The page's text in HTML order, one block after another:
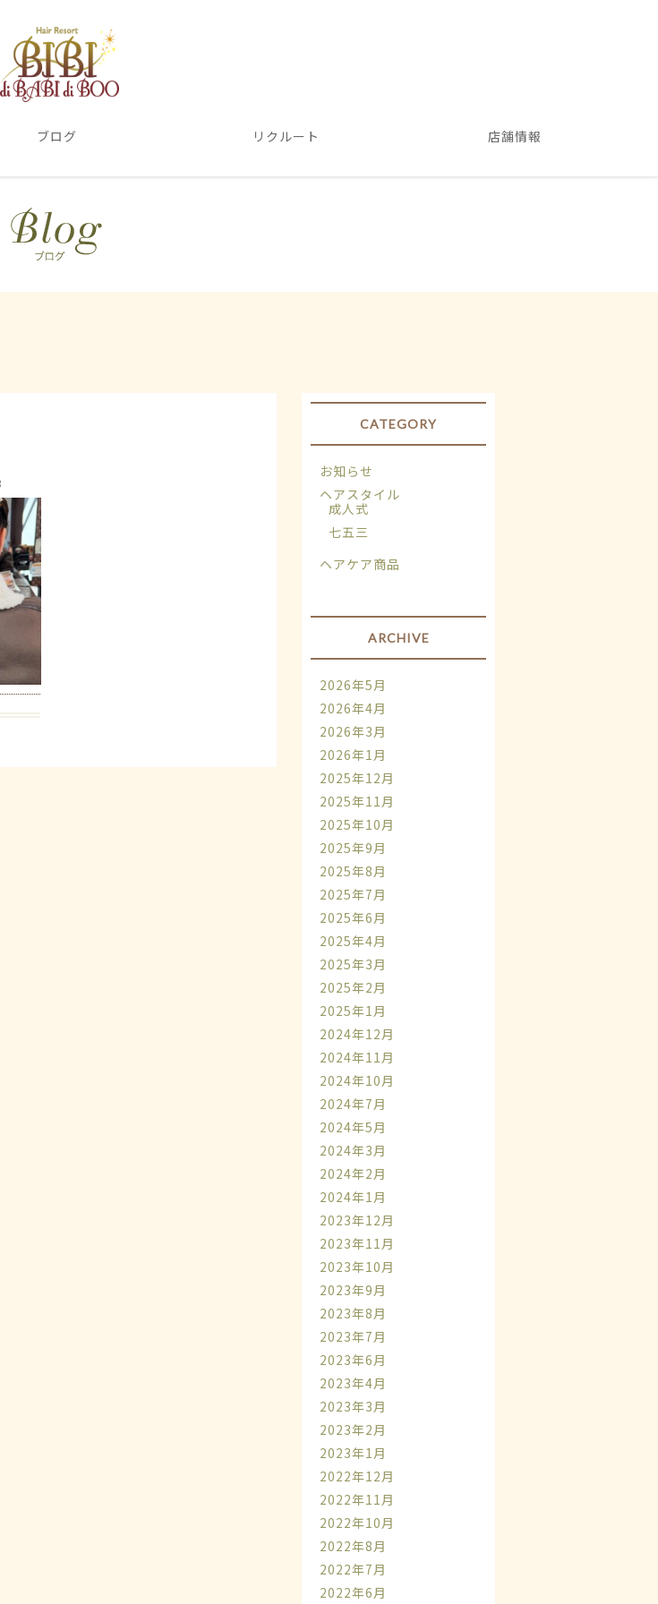
ブログ リクルート 店舗情報
CATEGORY
お知らせ
ヘアスタイル
成人式
七五三
ヘアケア商品
ARCHIVE
2026年5月
2026年4月
2026年3月
2026年1月
2025年12月
2025年11月
2025年10月
2025年9月
2025年8月
2025年7月
2025年6月
2025年4月
2025年3月
2025年2月
2025年1月
2024年12月
2024年11月
2024年10月
2024年7月
2024年5月
2024年3月
2024年2月
2024年1月
2023年12月
2023年11月
2023年10月
2023年9月
2023年8月
2023年7月
2023年6月
2023年4月
2023年3月
2023年2月
2023年1月
2022年12月
2022年11月
2022年10月
2022年8月
2022年7月
2022年6月